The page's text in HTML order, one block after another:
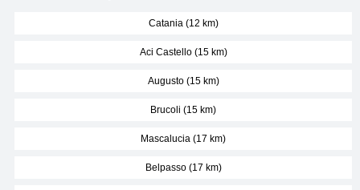
Catania (12 km)
Aci Castello (15 km)
Augusto (15 km)
Brucoli (15 km)
Mascalucia (17 km)
Belpasso (17 km)